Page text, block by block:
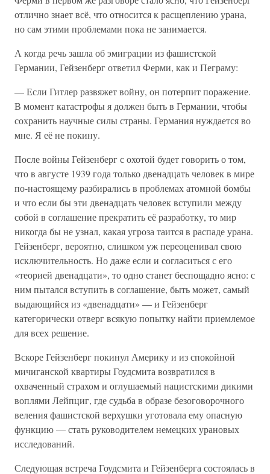
отлично знает всё, что относится к расщеплению урана,
но сам этими проблемами пока не занимается.
А когда речь зашла об эмиграции из фашистской
Германии, Гейзенберг ответил Ферми, как и Пеграму:
— Если Гитлер развяжет войну, он потерпит поражение.
В момент катастрофы я должен быть в Германии, чтобы
сохранить научные силы страны. Германия нуждается во
мне. Я её не покину.
После войны Гейзенберг с охотой будет говорить о том,
что в августе 1939 года только двенадцать человек в мире
по-настоящему разбирались в проблемах атомной бомбы
и что если бы эти двенадцать человек вступили между
собой в соглашение прекратить её разработку, то мир
никогда бы не узнал, какая угроза таится в распаде урана.
Гейзенберг, вероятно, слишком уж переоценивал свою
исключительность. Но даже если и согласиться с его
«теорией двенадцати», то одно станет беспощадно ясно: с
ним пытался вступить в соглашение, быть может, самый
выдающийся из «двенадцати» — и Гейзенберг
категорически отверг всякую попытку найти приемлемое
для всех решение.
Вскоре Гейзенберг покинул Америку и из спокойной
мичиганской квартиры Гоудсмита возвратился в
охваченный страхом и оглушаемый нацистскими дикими
воплями Лейпциг, где судьба в образе безоговорочного
веления фашистской верхушки уготовала ему опасную
функцию — стать руководителем немецких урановых
исследований.
Следующая встреча Гоудсмита и Гейзенберга состоялась в